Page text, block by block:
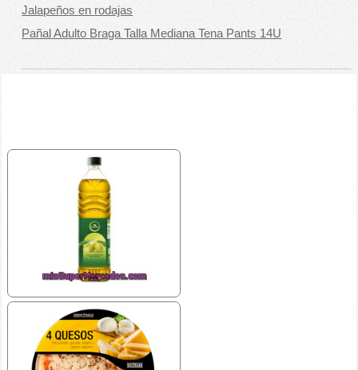
Jalapeños en rodajas
Pañal Adulto Braga Talla Mediana Tena Pants 14U